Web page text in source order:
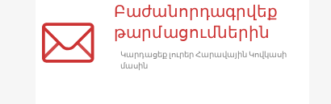
Բաժանորդագրվեք
թարմացումներին
Կարդացեք լուրեր Հարավային Կովկասի
մասին